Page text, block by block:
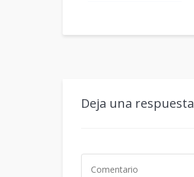
Deja una respuesta